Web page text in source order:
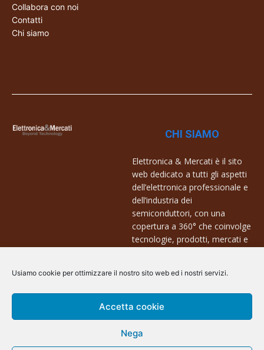
Usiamo cookie per ottimizzare il nostro sito web ed i nostri servizi.
Accetta cookie
Nega
Collabora con noi
Contatti
Chi siamo
CHI SIAMO
Elettronica & Mercati è il sito
web dedicato a tutti gli aspetti
dell’elettronica professionale e
dell’industria dei
semiconduttori, con una
copertura a 360° che coinvolge
tecnologie, prodotti, mercati e
Contatti:
info@arscommunication.it